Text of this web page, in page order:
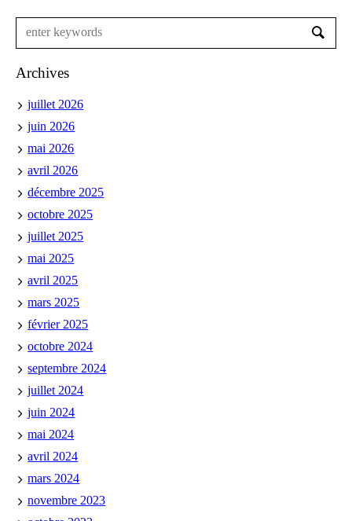
Archives
juillet 2026
juin 2026
mai 2026
avril 2026
décembre 2025
octobre 2025
juillet 2025
mai 2025
avril 2025
mars 2025
février 2025
octobre 2024
septembre 2024
juillet 2024
juin 2024
mai 2024
avril 2024
mars 2024
novembre 2023